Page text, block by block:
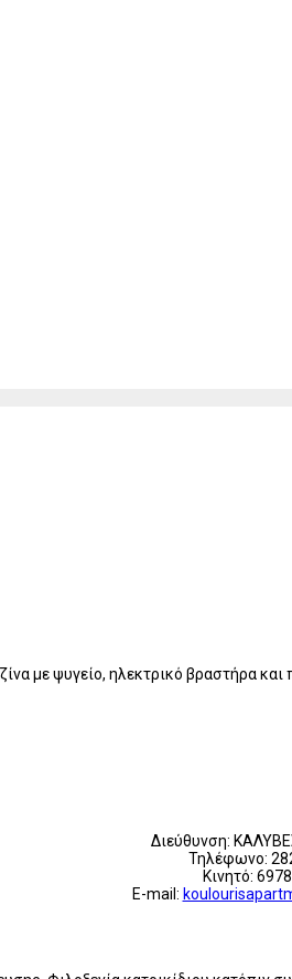
με ψυγείο, ηλεκτρικό βραστήρα
Διεύθυνση:
Τηλέφωνο:
Κινητό:
E-mail: